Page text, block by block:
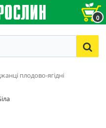
0
плодово-ягідні